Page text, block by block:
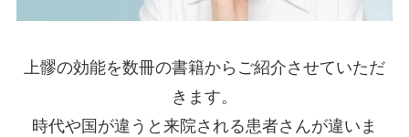
上髎の効能を数冊の書籍からご紹介させていただ
きます。
時代や国が違うと来院される患者さんが違いま